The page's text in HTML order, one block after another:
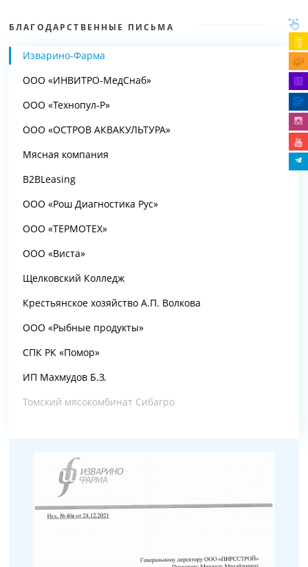
БЛАГОДАРСТВЕННЫЕ ПИСЬМА
Изварино-Фарма
ООО «ИНВИТРО-МедСнаб»
ООО «Технопул-Р»
ООО «ОСТРОВ АКВАКУЛЬТУРА»
Мясная компания
B2BLeasing
ООО «Рош Диагностика Рус»
ООО «ТЕРМОТЕХ»
ООО «Виста»
Щелковский Колледж
Крестьянское хозяйство А.П. Волкова
ООО «Рыбные продукты»
СПК РК «Помор»
ИП Махмудов Б.З.
Томский мясокомбинат Сибагро